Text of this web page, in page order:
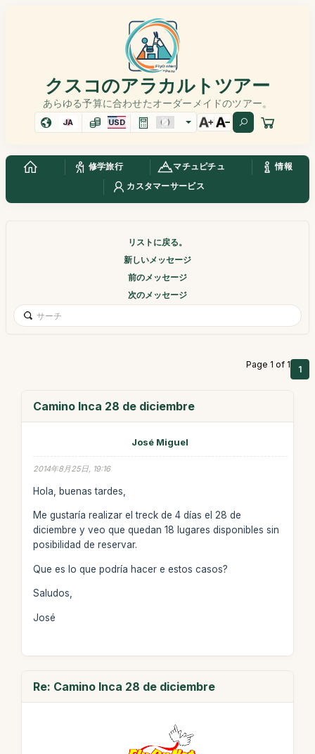
クスコのアラカルトツアー
あらゆる予算に合わせたオーダーメイドのツアー。
JA USD
修学旅行 マチュピチュ
情報
カスタマーサービス
リストに戻る。
新しいメッセージ
前のメッセージ
次のメッセージ
Page 1 of 1 1
Camino Inca 28 de diciembre
José Miguel
2014年8月25日, 19:16
Hola, buenas tardes,
Me gustaría realizar el treck de 4 días el 28 de
diciembre y veo que quedan 18 lugares disponibles sin
posibilidad de reservar.
Que es lo que podría hacer e estos casos?
Saludos,
José
Re: Camino Inca 28 de diciembre